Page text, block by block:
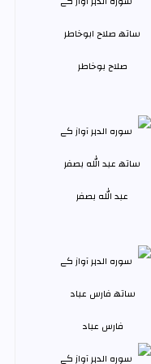
صلاح بوخاطر
عبد الله بصفر
فارس عباد